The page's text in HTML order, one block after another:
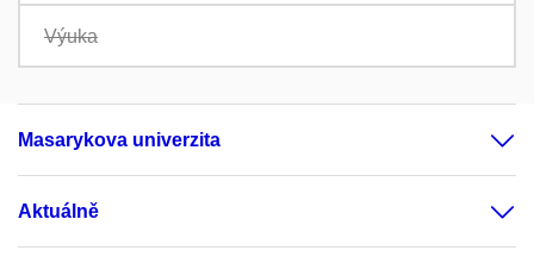
Výuka
Masarykova univerzita
Aktuálně